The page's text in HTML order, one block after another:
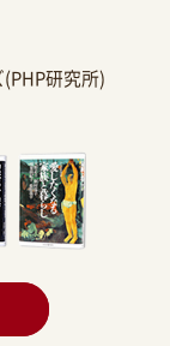
研究所)